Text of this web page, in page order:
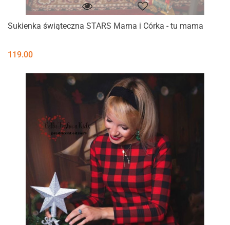
Sukienka świąteczna STARS Mama i Córka - tu mama
119.00